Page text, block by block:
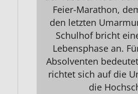
Feier-Marathon,
den letzten
Schulhof bricht
Lebensphase an.
Absolventen
richtet sich auf die
die